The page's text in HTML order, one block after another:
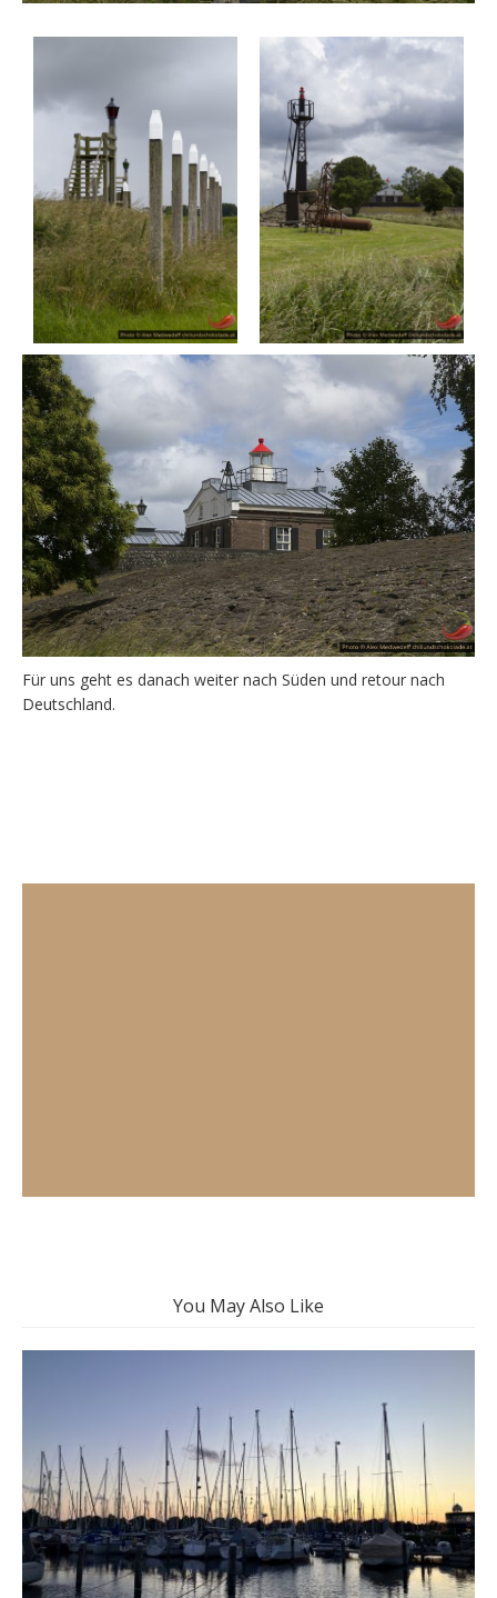
Für uns geht es danach weiter nach Süden und retour nach
Deutschland.
You May Also Like